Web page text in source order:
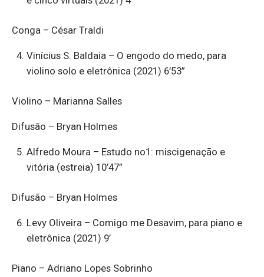
Conga – César Traldi
Vinícius S. Baldaia – O engodo do medo, para
violino solo e eletrônica (2021) 6’53”
Violino – Marianna Salles
Difusão – Bryan Holmes
Alfredo Moura – Estudo no1: miscigenação e
vitória (estreia) 10’47”
Difusão – Bryan Holmes
Levy Oliveira – Comigo me Desavim, para piano e
eletrônica (2021) 9’
Piano – Adriano Lopes Sobrinho